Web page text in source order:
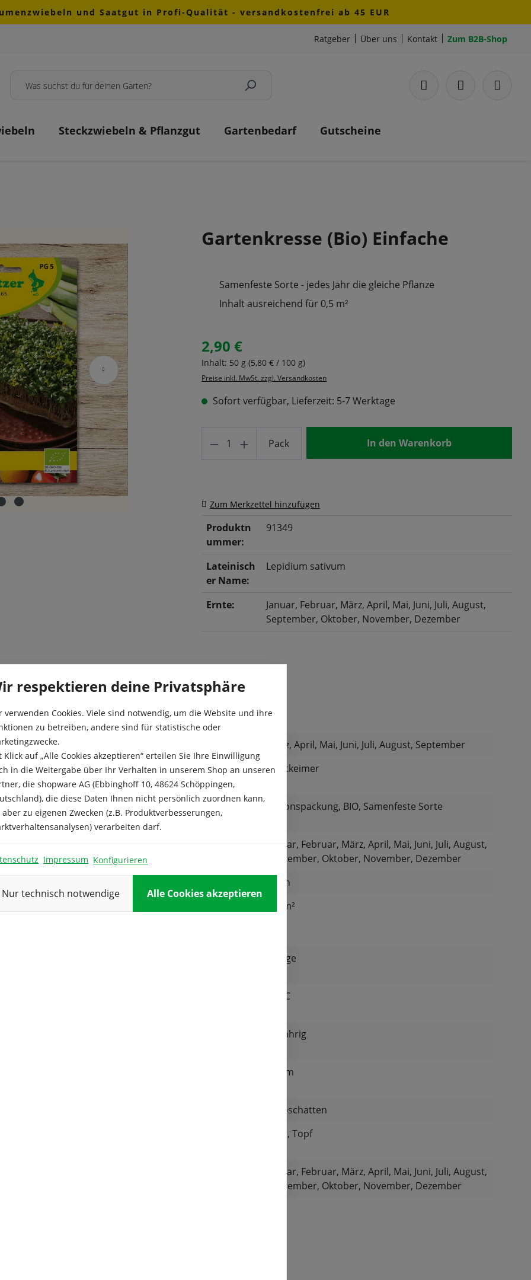
und Saatgut in Profi-Qualität - versandkostenfrei ab 45 EUR
Ratgeber Über uns Kontakt Zum B2B-Shop
Steckzwiebeln & Pflanzgut Gartenbedarf Gutscheine
Gartenkresse (Bio) Einfache
Samenfeste Sorte - jedes Jahr die gleiche Pflanze
Inhalt ausreichend für 0,5 m²
Regulärer Preis:
2,90 €
Inhalt: 50 g (5,80 € / 100 g)
Preise inkl. MwSt. zzgl. Versandkosten
Sofort verfügbar, Lieferzeit: 5-7 Werktage
Produkt Anzahl: Gib den gewünschten Wert ein
Pack In den Warenkorb
Zum Merkzettel hinzufügen
Produktn
ummer:
91349
Lateinisch
er Name:
Lepidium sativum
Ernte: Januar, Februar, März, April, Mai, Juni, Juli, August,
September, Oktober, November, Dezember
kalte Blatten mit
Blättchen.
kultivieren.
März, April, Mai, Juni, Juli, August, September
Aussaattief
e:
Lichtkeimer
eit:
Aktionspackung, BIO, Samenfeste Sorte
Ernte:
Januar, Februar, März, April, Mai, Juni, Juli, August,
September, Oktober, November, Dezember
Grün
0,5 m²
2 Tage
18 °C
einjährig
15 cm
Halbschatten
Beet, Topf
Januar, Februar, März, April, Mai, Juni, Juli, August,
September, Oktober, November, Dezember
respektieren deine Privatsphäre
verwenden Cookies. Viele sind notwendig, um die Website und ihre
zu betreiben, andere sind für statistische oder
Klick auf „Alle Cookies akzeptieren“ erteilen Sie Ihre Einwilligung
in die Weitergabe über Ihr Verhalten in unserem Shop an unseren
die shopware AG (Ebbinghoff 10, 48624 Schöppingen,
die diese Daten Ihnen nicht persönlich zuordnen kann,
aber zu eigenen Zwecken (z.B. Produktverbesserungen,
verarbeiten darf.
Impressum Konfigurieren
Nur technisch notwendige Alle Cookies akzeptieren